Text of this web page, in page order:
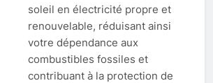
soleil en électricité propre et
renouvelable, réduisant ainsi
votre dépendance aux
combustibles fossiles et
contribuant à la protection de